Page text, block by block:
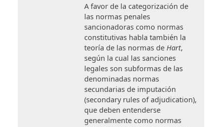
A favor de la categorización de
las normas penales
sancionadoras como normas
constitutivas habla también la
teoría de las normas de Hart,
según la cual las sanciones
legales son subformas de las
denominadas normas
secundarias de imputación
(secondary rules of adjudication),
que deben entenderse
generalmente como normas